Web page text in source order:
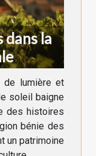
dans la
de lumière et
soleil baigne
des histoires
bénie des
un patrimoine